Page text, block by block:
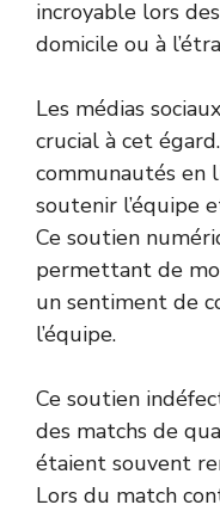
incroyable lors
domicile ou à
Les médias
crucial à cet
communautés en
soutenir l’équipe
Ce soutien
permettant de
un sentiment de
l’équipe.
Ce soutien
des matchs de
étaient souvent
Lors du match